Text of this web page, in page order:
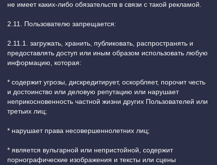
не имеет каких-либо обязательств в связи с такой рекламой.
2.11. Пользователю запрещается:
2.11.1. загружать, хранить, публиковать, распространять и
предоставлять доступ или иным образом использовать любую
информацию, которая:
* содержит угрозы, дискредитирует, оскорбляет, порочит честь
и достоинство или деловую репутацию или нарушает
неприкосновенность частной жизни других Пользователей или
третьих лиц;
* нарушает права несовершеннолетних лиц;
* является вульгарной или непристойной, содержит
порнографические изображения и тексты или сцены